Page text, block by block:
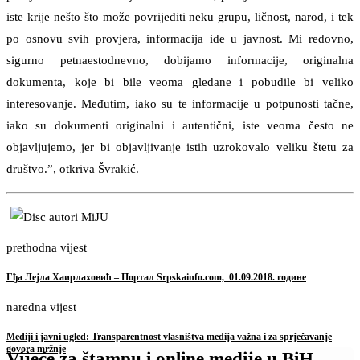
iste krije nešto što može povrijediti neku grupu, ličnost, narod, i tek
po osnovu svih provjera, informacija ide u javnost. Mi redovno,
sigurno petnaestodnevno, dobijamo informacije, originalna
dokumenta, koje bi bile veoma gledane i pobudile bi veliko
interesovanje. Međutim, iako su te informacije u potpunosti tačne,
iako su dokumenti originalni i autentični, iste veoma često ne
objavljujemo, jer bi objavljivanje istih uzrokovalo veliku štetu za
društvo.”, otkriva Švrakić.
prethodna vijest
Гђа Лејла Хаирлаховић – Портал Srpskainfo.com, 01.09.2018. године
naredna vijest
Mediji i javni ugled: Transparentnost vlasništva medija važna i za sprječavanje
govora mržnje